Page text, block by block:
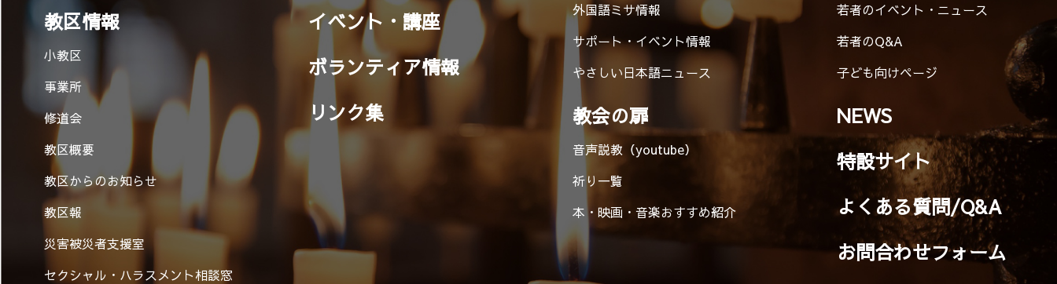
教区情報
小教区
事業所
修道会
教区概要
教区からのお知らせ
教区報
災害被災者支援室
セクシャル・ハラスメント相談窓
イベント・講座
ボランティア情報
リンク集
外国語ミサ情報
サポート・イベント情報
やさしい日本語ニュース
教会の扉
音声説教（youtube）
祈り一覧
本・映画・音楽おすすめ紹介
若者のイベント・ニュース
若者のQ&A
子ども向けページ
NEWS
特設サイト
よくある質問/Q&A
お問合わせフォーム